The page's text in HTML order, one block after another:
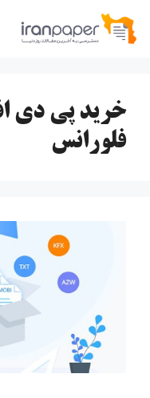
پرش
فلورانس